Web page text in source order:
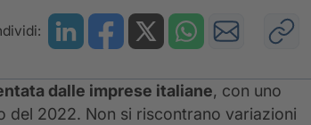
dalle imprese italiane, con uno
del 2022. Non si riscontrano variazioni